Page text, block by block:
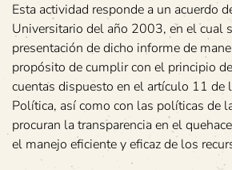
Esta actividad responde a un acuerdo
Universitario del año 2003, en el cual
presentación de dicho informe de
propósito de cumplir con el principio
cuentas dispuesto en el artículo 11 de
Política, así como con las políticas de
procuran la transparencia en el
el manejo eficiente y eficaz de los